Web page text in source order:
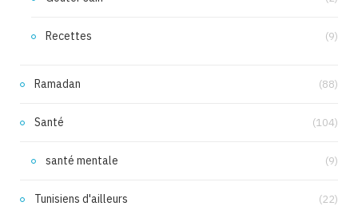
Recettes (9)
Ramadan (88)
Santé (104)
santé mentale (9)
Tunisiens d'ailleurs (22)